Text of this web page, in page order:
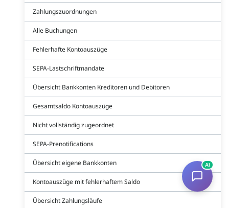
Zahlungszuordnungen
Alle Buchungen
Fehlerhafte Kontoauszüge
SEPA-Lastschriftmandate
Übersicht Bankkonten Kreditoren und Debitoren
Gesamtsaldo Kontoauszüge
Nicht vollständig zugeordnet
SEPA-Prenotifications
Übersicht eigene Bankkonten
Kontoauszüge mit fehlerhaftem Saldo
Übersicht Zahlungsläufe
AI